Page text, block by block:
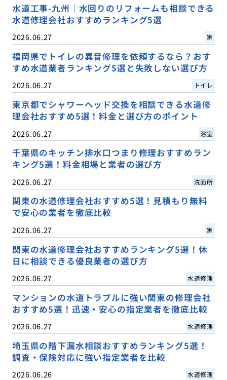
水道工事-九州｜水回りのリフォームも相談できる
水道修理会社おすすめランキング5選
2026.06.27 家
福岡県でトイレの異音修理を依頼するなら？おす
すめ水道業者ランキング5選と失敗しない選び方
2026.06.27 トイレ
東京都でシャワーヘッド交換を相談できる水道修
理会社おすすめ5選！料金と選び方のポイント
2026.06.27 浴室
千葉県のキッチン排水口つまり修理おすすめラン
キング5選！料金相場と業者の選び方
2026.06.27 洗面所
関東の水道修理会社おすすめ5選！見積もり無料
で安心の業者を徹底比較
2026.06.27 家
関東の水道修理会社おすすめランキング5選！休
日に相談できる優良業者の選び方
2026.06.27 水道修理
マンションの水道トラブルに強い関東の修理会社
おすすめ5選！迅速・安心の指定業者を徹底比較
2026.06.27 水道修理
埼玉県の階下漏水相談おすすめランキング5選！
調査・保険対応に強い指定業者を比較
2026.06.26 水道修理